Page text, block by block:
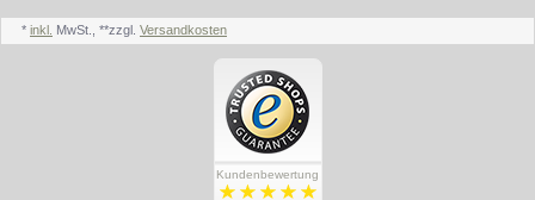
* inkl. MwSt., **zzgl. Versandkosten
Kundenbewertung